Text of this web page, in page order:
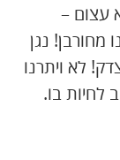
עצום –
מחורבן! נגן
לא ויתרנו
לחיות בו.